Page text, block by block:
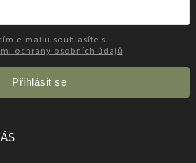
ochrany osobních údajů
Přihlásit se